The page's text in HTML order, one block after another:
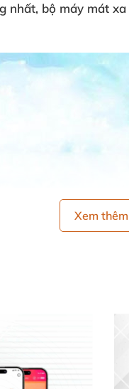
nhất, bộ máy mát xa
Xem thêm